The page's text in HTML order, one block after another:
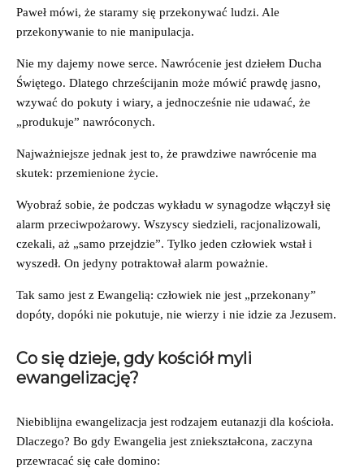
Paweł mówi, że staramy się przekonywać ludzi. Ale
przekonywanie to nie manipulacja.
Nie my dajemy nowe serce. Nawrócenie jest dziełem Ducha
Świętego. Dlatego chrześcijanin może mówić prawdę jasno,
wzywać do pokuty i wiary, a jednocześnie nie udawać, że
„produkuje” nawróconych.
Najważniejsze jednak jest to, że prawdziwe nawrócenie ma
skutek: przemienione życie.
Wyobraź sobie, że podczas wykładu w synagodze włączył się
alarm przeciwpożarowy. Wszyscy siedzieli, racjonalizowali,
czekali, aż „samo przejdzie”. Tylko jeden człowiek wstał i
wyszedł. On jedyny potraktował alarm poważnie.
Tak samo jest z Ewangelią: człowiek nie jest „przekonany”
dopóty, dopóki nie pokutuje, nie wierzy i nie idzie za Jezusem.
Co się dzieje, gdy kościół myli
ewangelizację?
Niebiblijna ewangelizacja jest rodzajem eutanazji dla kościoła.
Dlaczego? Bo gdy Ewangelia jest zniekształcona, zaczyna
przewracać się całe domino: